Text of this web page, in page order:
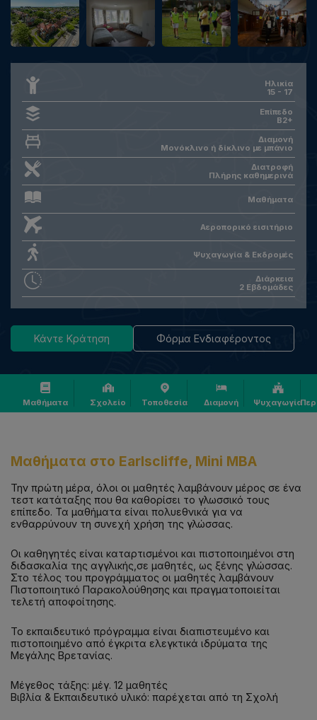
Ηλικία
15- 17
Επίπεδο
Β2+
Διαμονή
Μονόκλινο ή δίκλινο με μπάνιο
Διατροφή
Πλήρης καθημερινά
Μαθήματα
Αεροπορικό εισιτήριο
Ψυχαγωγία & Εκδρομές
Διάρκεια
2 Εβδομάδες
Κάντε Κράτηση Φόρμα Ενδιαφέροντος
Μαθήματα Σχολείο Τοποθεσία Διαμονή Ψυχαγωγία
Μαθήματα στο Earlscliffe, Mini MBA
Την πρώτη μέρα, όλοι οι μαθητές λαμβάνουν μέρος σε ένα
τεστ κατάταξης που θα καθορίσει το γλωσσικό τους
επίπεδο. Τα μαθήματα είναι πολυεθνικά για να
ενθαρρύνουν τη συνεχή χρήση της γλώσσας.
Οι καθηγητές είναι καταρτισμένοι και πιστοποιημένοι στη
διδασκαλία της αγγλικής,σε μαθητές, ως ξένης γλώσσας.
Στο τέλος του προγράμματος οι μαθητές λαμβάνουν
Πιστοποιητικό Παρακολούθησης και πραγματοποιείται
τελετή αποφοίτησης.
Το εκπαιδευτικό πρόγραμμα είναι διαπιστευμένο και
πιστοποιημένο από έγκριτα ελεγκτικά ιδρύματα της
Μεγάλης Βρετανίας.
Μέγεθος τάξης: μέγ. 12 μαθητές
Βιβλία & Εκπαιδευτικό υλικό: παρέχεται από τη Σχολή